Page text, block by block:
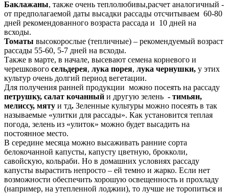
Баклажаны, также очень теплолюбивы,расчет аналогичный -
от предполагаемой даты высадки рассады отсчитываем 60-80
дней рекомендованного возраста рассада и 10 дней на
всходы.
Томаты высокорослые (тепличные) – рекомендуемый возраст
рассады 55-60, 5-7 дней на всходы.
Также в марте, в начале, высевают семена корневого и
черешкового сельдерея, лука порея, лука чернушки, у этих
культур очень долгий период вегетации.
Для получения ранней продукции можно посеять на рассаду
петрушку, салат кочанный и другую зелень - тимьян,
мелиссу, мяту и тд. Зеленные культуры можно посеять в так
называемые «улитки для рассады». Как установится теплая
погода, зелень из «улиток» можно будет высадить на
постоянное место.
В середине месяца можно высаживать ранние сорта
белокочанной капусты, капусту цветную, брокколи,
савойскую, кольраби. Но в домашних условиях рассаду
капусты вырастить непросто – ей темно и жарко. Если нет
возможности обеспечить хорошую освещенность и прохладу
(например, на утепленной лоджии), то лучше не торопиться и